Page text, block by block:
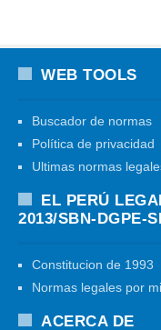
WEB TOOLS
Buscador de normas
Política de privacidad
Ultimas normas
EL PERÚ
2013/SBN-DGPE-
Constitucion de 1993
Normas legales por
ACERCA DE